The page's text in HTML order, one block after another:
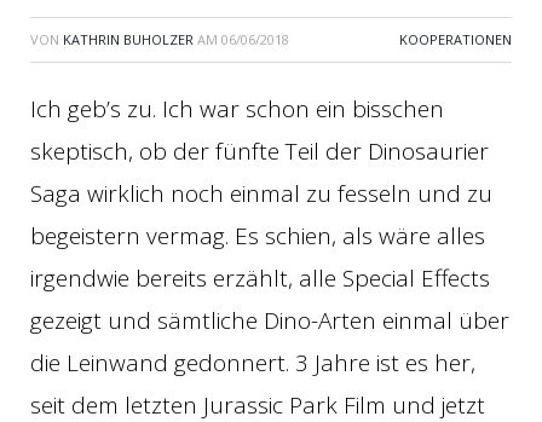
VON KATHRIN BUHOLZER AM 06/06/2018 KOOPERATIONEN
Ich geb’s zu. Ich war schon ein bisschen
skeptisch, ob der fünfte Teil der Dinosaurier
Saga wirklich noch einmal zu fesseln und zu
begeistern vermag. Es schien, als wäre alles
irgendwie bereits erzählt, alle Special Effects
gezeigt und sämtliche Dino-Arten einmal über
die Leinwand gedonnert. 3 Jahre ist es her,
seit dem letzten Jurassic Park Film und jetzt